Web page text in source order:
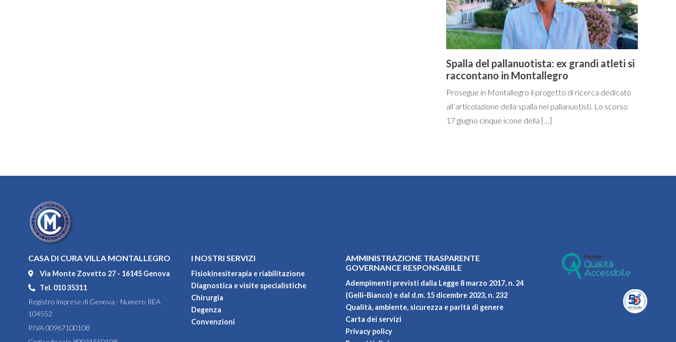
Spalla del pallanuotista: ex grandi atleti si
raccontano in Montallegro
Prosegue in Montallegro il progetto di ricerca dedicato
all’articolazione della spalla nei pallanuotisti. Lo scorso
17 giugno cinque icone della […]
CASA DI CURA VILLA MONTALLEGRO
Via Monte Zovetto 27 - 16145 Genova
Tel. 010 35311
Registro imprese di Genova - Numero REA
104552
P.IVA 00967100108
I NOSTRI SERVIZI
Fisiokinesiterapia e riabilitazione
Diagnostica e visite specialistiche
Chirurgia
Degenza
Convenzioni
AMMINISTRAZIONE TRASPARENTE
GOVERNANCE RESPONSABILE
Adempimenti previsti dalla Legge 8 marzo 2017, n. 24
(Gelli-Bianco) e dal d.m. 15 dicembre 2023, n. 232
Qualità, ambiente, sicurezza e parità di genere
Carta dei servizi
Privacy policy